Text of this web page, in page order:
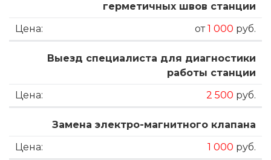
герметичных швов станции
от1 000 руб.
Выезд специалиста для диагностики
работы станции
2 500 руб.
Замена электро-магнитного клапана
1 000 руб.